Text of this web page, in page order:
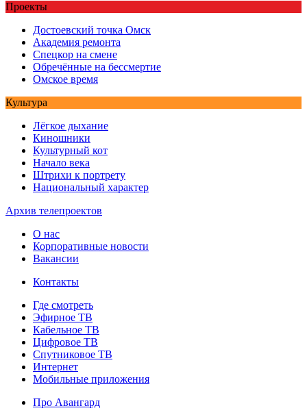
Проекты
Достоевский точка Омск
Академия ремонта
Спецкор на смене
Обречённые на бессмертие
Омское время
Культура
Лёгкое дыхание
Киношники
Культурный кот
Начало века
Штрихи к портрету
Национальный характер
Архив телепроектов
О нас
Корпоративные новости
Вакансии
Контакты
Где смотреть
Эфирное ТВ
Кабельное ТВ
Цифровое ТВ
Спутниковое ТВ
Интернет
Мобильные приложения
Про Авангард